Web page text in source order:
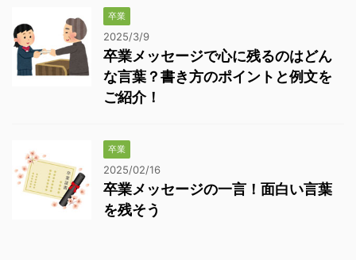
卒業
2025/3/9
卒業メッセージで心に残るのはどん
な言葉？書き方のポイントと例文を
ご紹介！
卒業
2025/02/16
卒業メッセージの一言！面白い言葉
を残そう